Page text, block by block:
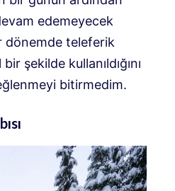
edemeyecek
dönemde teleferik
şekilde kullanıldığını
bitirmedim.